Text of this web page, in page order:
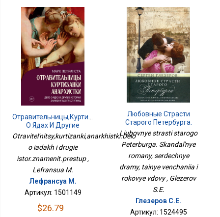
Отравительницы,куртизанки,анархистки.Дело
О Ядах И Другие
Истор.знаменит.преступ
Otravitel'nitsy,kurtizanki,anarkhistki.Delo
o iadakh i drugie
istor.znamenit.prestup ,
Lefransua M.
Лефрансуа М.
Артикул: 1501149
$26.79
Любовные Страсти
Старого Петербурга.
Скандальные Романы,
Сердечные Драмы,
Тайные Венчания И
Роковые Вдовы
Liubovnye strasti starogo
Peterburga. Skandal'nye
romany, serdechnye
dramy, tainye venchaniia i
rokovye vdovy , Glezerov
S.E.
Глезеров С.Е.
Артикул: 1524495